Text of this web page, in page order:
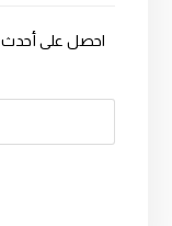
احصل على أحدث